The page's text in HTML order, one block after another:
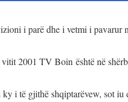
i parë dhe i vetmi i pavarur
vitit 2001 TV Boin është në
i të gjithë shqiptarëvew, sot iu